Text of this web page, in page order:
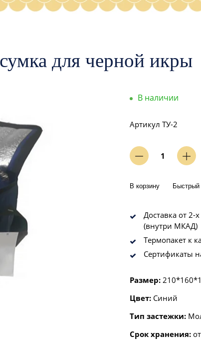
для черной икры
В наличии
Артикул ТУ-2
В корзину Быстрый
Доставка от 2-
(внутри МКАД)
Термопакет к
Сертификаты
Размер:
Цвет: Синий
Тип застежки:
Срок хранения: